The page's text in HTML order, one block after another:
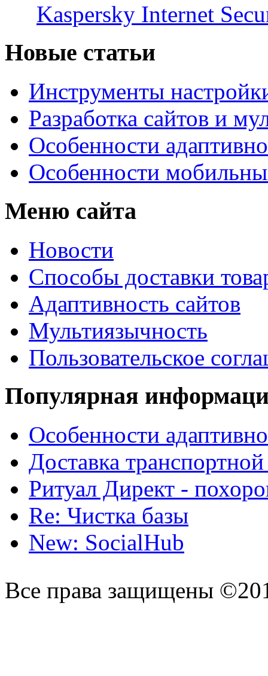
Kaspersky Internet
Новые статьи
Инструменты
Разработка сайтов и
Особенности
Особенности
Меню сайта
Новости
Способы доставки
Адаптивность сайтов
Мультиязычность
Пользовательское
Популярная
Особенности
Доставка
Ритуал Директ -
Re: Чистка базы
New: SocialHub
Все права защищены